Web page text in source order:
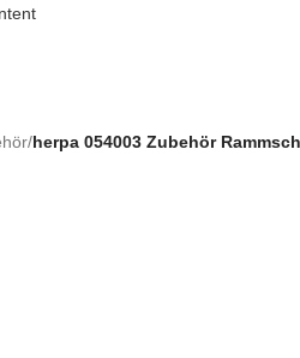
/herpa 054003 Zubehör